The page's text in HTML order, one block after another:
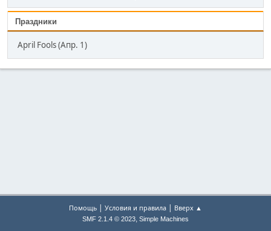
Праздники
April Fools (Апр. 1)
Помощь | Условия и правила | Вверх ▲
SMF 2.1.4 © 2023, Simple Machines